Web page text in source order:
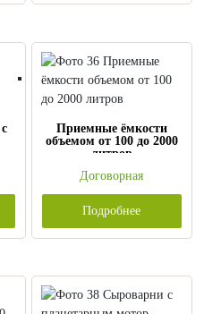
Приемные ёмкости
объемом от 100 до 2000
литров
Договорная
Подробнее